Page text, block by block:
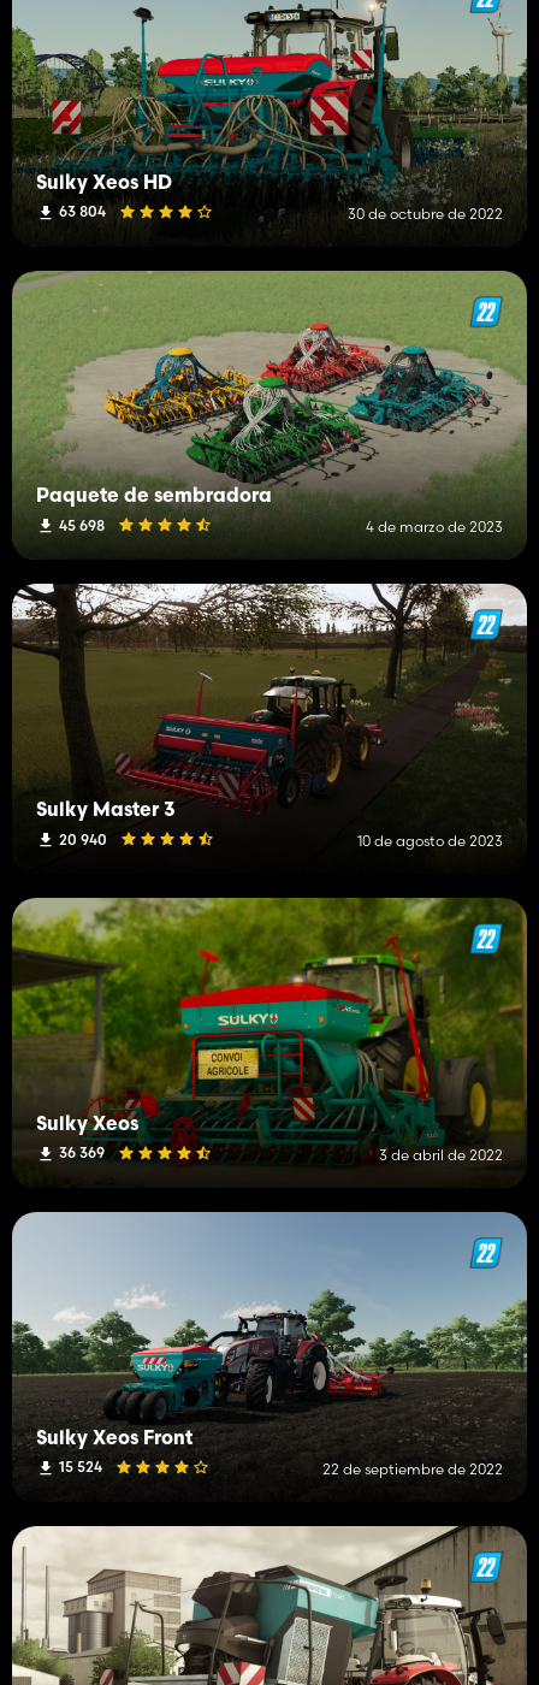
Sulky Xeos HD
63 804 30 de octubre de 2022
Paquete de sembradora
45 698 4 de marzo de 2023
Sulky Master 3
20 940 10 de agosto de 2023
Sulky Xeos
36 369 3 de abril de 2022
Sulky Xeos Front
15 524 22 de septiembre de 2022